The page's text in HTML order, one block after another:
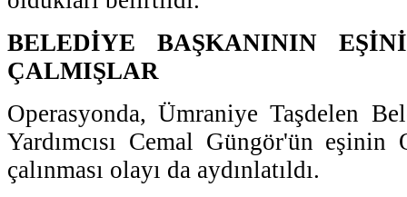
BELEDİYE BAŞKANININ
ÇALMIŞLAR
Operasyonda, Ümraniye Taşdelen
Yardımcısı Cemal Güngör'ün eşinin
çalınması olayı da aydınlatıldı.